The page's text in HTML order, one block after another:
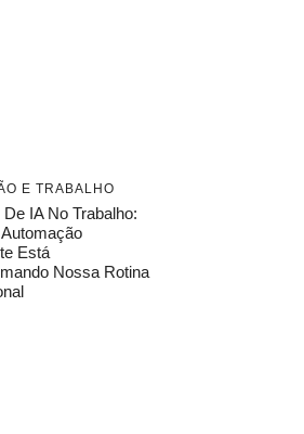
E TRABALHO
IA No Trabalho:
Está
Nossa Rotina